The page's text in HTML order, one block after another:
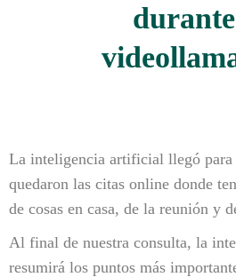
La inteligencia artificial llegó para
quedaron las citas online donde
de cosas en casa, de la reunión y
Al final de nuestra consulta, la
resumirá los puntos más